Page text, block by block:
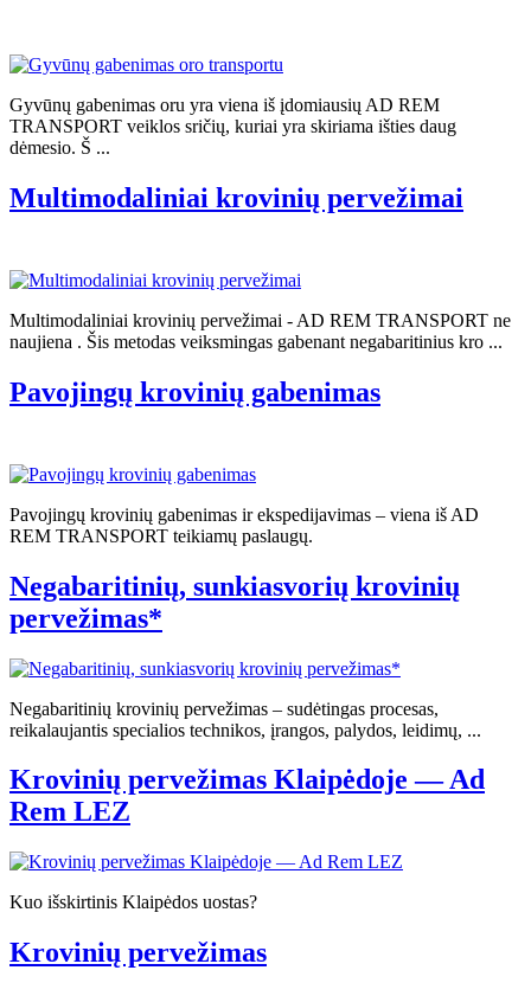
Gyvūnų gabenimas oru yra viena iš įdomiausių AD REM
TRANSPORT veiklos sričių, kuriai yra skiriama išties daug
dėmesio. Š ...
Multimodaliniai krovinių pervežimai
Multimodaliniai krovinių pervežimai - AD REM TRANSPORT ne
naujiena . Šis metodas veiksmingas gabenant negabaritinius kro ...
Pavojingų krovinių gabenimas
Pavojingų krovinių gabenimas ir ekspedijavimas – viena iš AD
REM TRANSPORT teikiamų paslaugų.
Negabaritinių, sunkiasvorių krovinių
pervežimas*
Negabaritinių krovinių pervežimas – sudėtingas procesas,
reikalaujantis specialios technikos, įrangos, palydos, leidimų, ...
Krovinių pervežimas Klaipėdoje — Ad
Rem LEZ
Kuo išskirtinis Klaipėdos uostas?
Krovinių pervežimas